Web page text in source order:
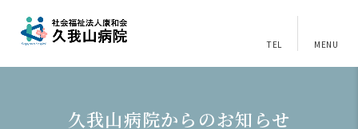
TEL MENU
久我山病院からのお知らせ